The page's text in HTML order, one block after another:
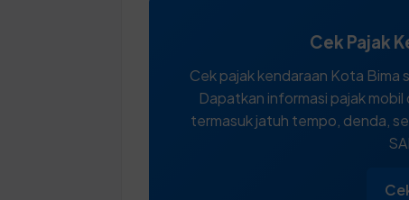
Cek Pajak
Cek pajak kendaraan Kota Bima
Dapatkan informasi pajak
termasuk jatuh tempo, denda,